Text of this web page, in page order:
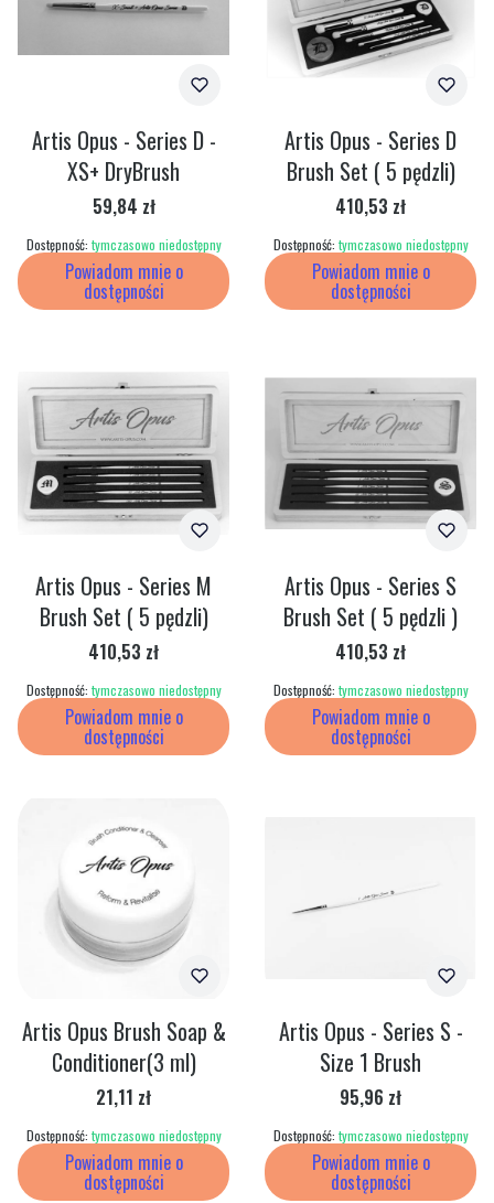
Powiadom mnie o
dostępności
Artis Opus - Series D -
XS+ DryBrush
Cena
59,84 zł
Dostępność: tymczasowo niedostępny
Powiadom mnie o
dostępności
Artis Opus - Series D
Brush Set ( 5 pędzli)
Cena
410,53 zł
Dostępność: tymczasowo niedostępny
Powiadom mnie o
dostępności
Artis Opus - Series M
Brush Set ( 5 pędzli)
Cena
410,53 zł
Dostępność: tymczasowo niedostępny
Powiadom mnie o
dostępności
Artis Opus - Series S
Brush Set ( 5 pędzli )
Cena
410,53 zł
Dostępność: tymczasowo niedostępny
Powiadom mnie o
dostępności
Artis Opus Brush Soap &
Conditioner(3 ml)
Cena
21,11 zł
Dostępność: tymczasowo niedostępny
Powiadom mnie o
dostępności
Artis Opus - Series S -
Size 1 Brush
Cena
95,96 zł
Dostępność: tymczasowo niedostępny